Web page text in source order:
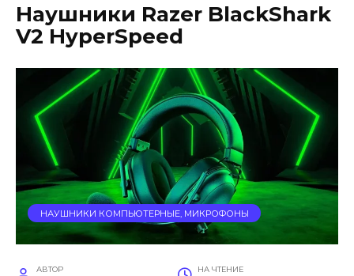
Наушники Razer BlackShark
V2 HyperSpeed
НАУШНИКИ КОМПЬЮТЕРНЫЕ, МИКРОФОНЫ
АВТОР НА ЧТЕНИЕ